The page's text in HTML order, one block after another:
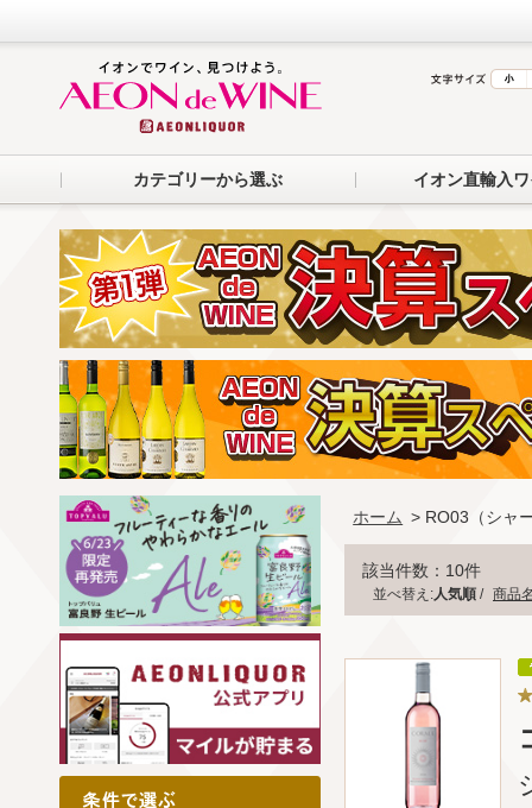
カテゴリーから選ぶ イオン直輸入
ホーム > RO03（シャ
該当件数：10件
並べ替え:人気順 / 商品